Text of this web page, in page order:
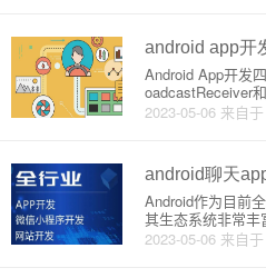
android app开
2023-05-06 来自于
Android App开发
oadcastReceiver
应用程序的核心构
这四大组件的原
android聊天
2023-05-06 来自于
Android作为目前
其生态系统非常
其中，在社交领域
件。这类应用程